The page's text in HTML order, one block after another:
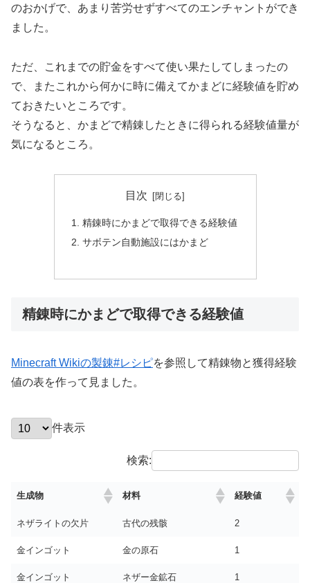
のおかげで、あまり苦労せずすべてのエンチャントができ
ました。
ただ、これまでの貯金をすべて使い果たしてしまったの
で、またこれから何かに時に備えてかまどに経験値を貯め
ておきたいところです。
そうなると、かまどで精錬したときに得られる経験値量が
気になるところ。
目次
精錬時にかまどで取得できる経験値
サボテン自動施設にはかまど
精錬時にかまどで取得できる経験値
Minecraft Wikiの製錬#レシピを参照して精錬物と獲得経験
値の表を作って見ました。
件表示
検索:
生成物 材料 経験値
ネザライトの欠片 古代の残骸 2
金インゴット 金の原石 1
金インゴット ネザー金鉱石 1